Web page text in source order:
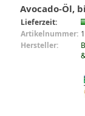
Avocado-Öl,
Lieferzeit:
Artikelnummer:
Hersteller: